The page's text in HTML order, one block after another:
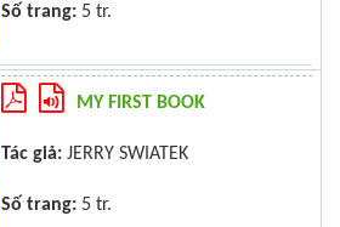
Số trang: 5 tr.
MY FIRST BOOK
Tác giả: JERRY SWIATEK
Số trang: 5 tr.